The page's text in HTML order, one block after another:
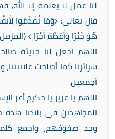
لنا عمل لا يعلمه إلا الله،
قال تعالى: ﴿وَمَا تُقَدِّمُوا
هُوَ خَيْرًا وَأَعْظَمَ أَجْرًا ﴾ (المزمل:
اللهم اجعل لنا خبيئة
سرائرنا كما أصلحت
أجمعين.
اللهم يا عزيز يا حكيم أعز
المجاهدين في بلادنا
وحد صفوفهم، واجمع